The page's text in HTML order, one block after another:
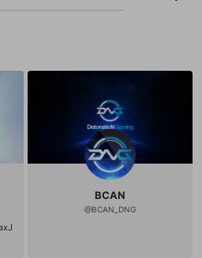
BCAN
@BCAN_DNG